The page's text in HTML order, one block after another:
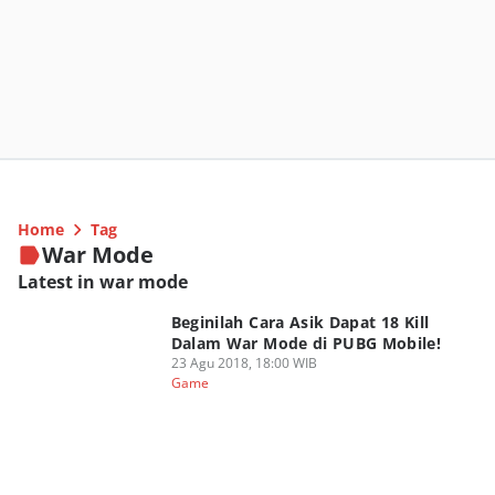
Home Tag
War Mode
Latest in war mode
Beginilah Cara Asik Dapat 18 Kill
Dalam War Mode di PUBG Mobile!
23 Agu 2018, 18:00 WIB
Game